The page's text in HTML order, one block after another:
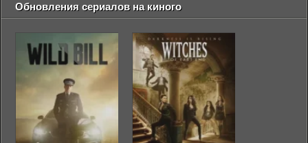
Обновления сериалов на киного